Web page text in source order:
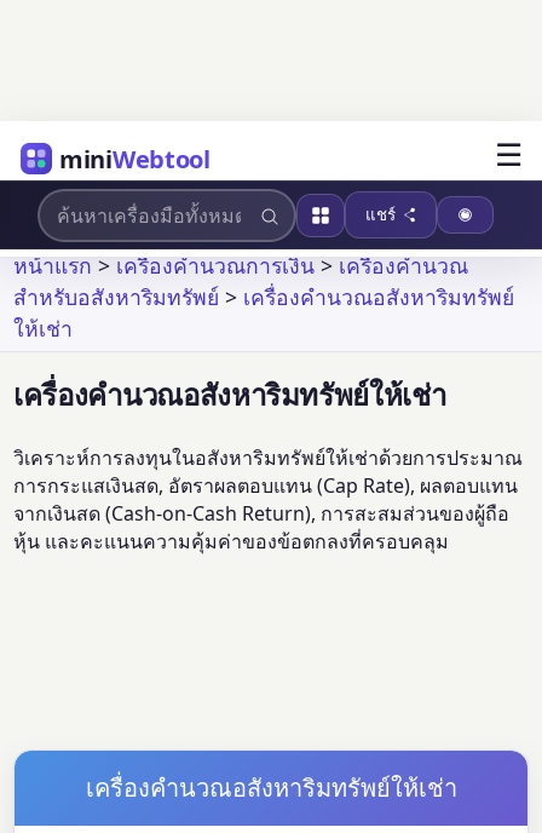
miniWebtool ☰
แชร์
หน้าแรก>เครื่องคำนวณการเงิน>เครื่องคำนวณ
สำหรับอสังหาริมทรัพย์ > เครื่องคำนวณอสังหาริมทรัพย์
ให้เช่า
เครื่องคำนวณอสังหาริมทรัพย์ให้เช่า
วิเคราะห์การลงทุนในอสังหาริมทรัพย์ให้เช่าด้วยการประมาณ
การกระแสเงินสด, อัตราผลตอบแทน (Cap Rate), ผลตอบแทน
จากเงินสด (Cash-on-Cash Return), การสะสมส่วนของผู้ถือ
หุ้น และคะแนนความคุ้มค่าของข้อตกลงที่ครอบคลุม
เครื่องคำนวณอสังหาริมทรัพย์ให้เช่า